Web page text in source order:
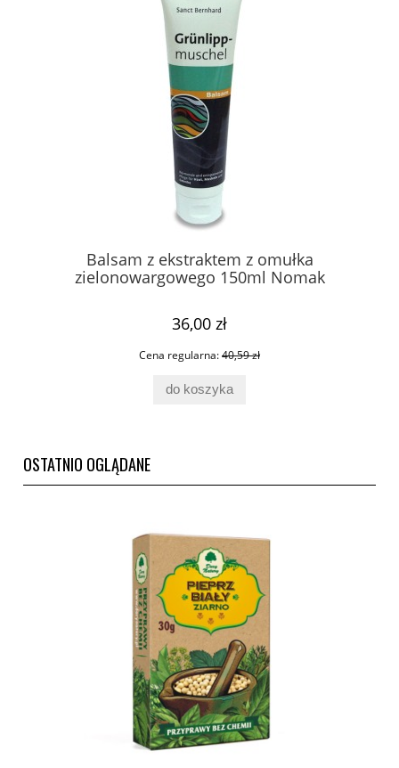
Balsam z ekstraktem z omułka
zielonowargowego 150ml Nomak
36,00 zł
Cena regularna:40,59 zł
do koszyka
OSTATNIO OGLĄDANE